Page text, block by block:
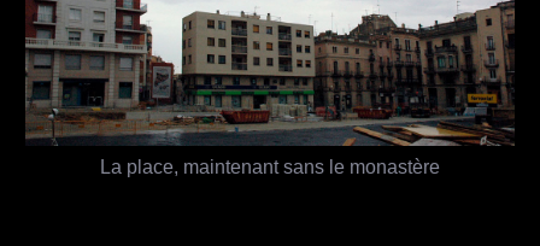
La place, maintenant sans le monastère